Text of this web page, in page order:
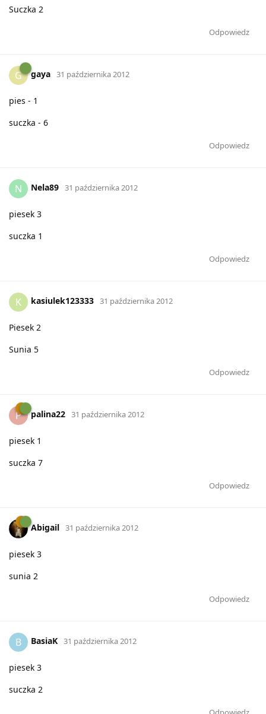
Suczka 2
Odpowiedz
G gaya 31 października 2012
pies - 1
suczka - 6
Odpowiedz
N Nela89 31 października 2012
piesek 3
suczka 1
Odpowiedz
K kasiulek123333 31 października 2012
Piesek 2
Sunia 5
Odpowiedz
P palina22 31 października 2012
piesek 1
suczka 7
Odpowiedz
Abigail 31 października 2012
piesek 3
sunia 2
Odpowiedz
B BasiaK 31 października 2012
piesek 3
suczka 2